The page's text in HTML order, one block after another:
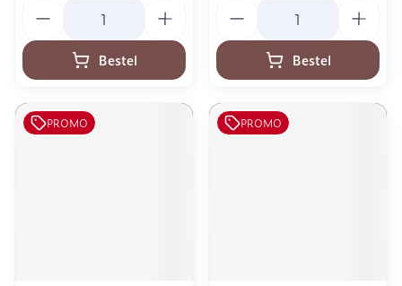
Bestel Bestel
PROMO PROMO